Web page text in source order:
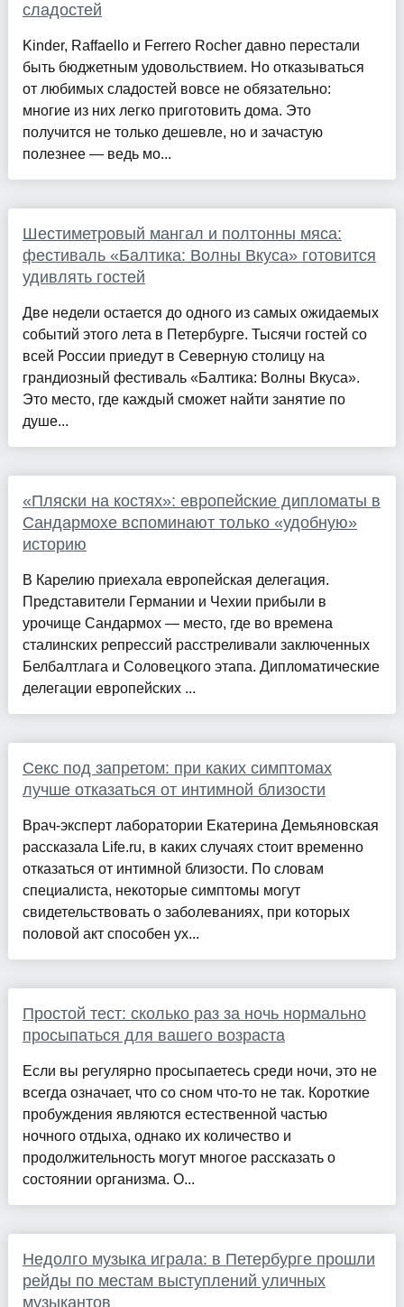
сладостей
Kinder, Raffaello и Ferrero Rocher давно перестали
быть бюджетным удовольствием. Но отказываться
от любимых сладостей вовсе не обязательно:
многие из них легко приготовить дома. Это
получится не только дешевле, но и зачастую
полезнее — ведь мо...
Шестиметровый мангал и полтонны мяса:
фестиваль «Балтика: Волны Вкуса» готовится
удивлять гостей
Две недели остается до одного из самых ожидаемых
событий этого лета в Петербурге. Тысячи гостей со
всей России приедут в Северную столицу на
грандиозный фестиваль «Балтика: Волны Вкуса».
Это место, где каждый сможет найти занятие по
душе...
«Пляски на костях»: европейские дипломаты в
Сандармохе вспоминают только «удобную»
историю
В Карелию приехала европейская делегация.
Представители Германии и Чехии прибыли в
урочище Сандармох — место, где во времена
сталинских репрессий расстреливали заключенных
Белбалтлага и Соловецкого этапа. Дипломатические
делегации европейских ...
Секс под запретом: при каких симптомах
лучше отказаться от интимной близости
Врач-эксперт лаборатории Екатерина Демьяновская
рассказала Life.ru, в каких случаях стоит временно
отказаться от интимной близости. По словам
специалиста, некоторые симптомы могут
свидетельствовать о заболеваниях, при которых
половой акт способен ух...
Простой тест: сколько раз за ночь нормально
просыпаться для вашего возраста
Если вы регулярно просыпаетесь среди ночи, это не
всегда означает, что со сном что-то не так. Короткие
пробуждения являются естественной частью
ночного отдыха, однако их количество и
продолжительность могут многое рассказать о
состоянии организма. О...
Недолго музыка играла: в Петербурге прошли
рейды по местам выступлений уличных
музыкантов